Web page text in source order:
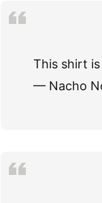
This shirt
— Nacho